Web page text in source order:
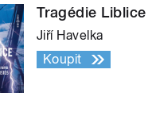
Tragédie Liblice
Jiří Havelka
Koupit